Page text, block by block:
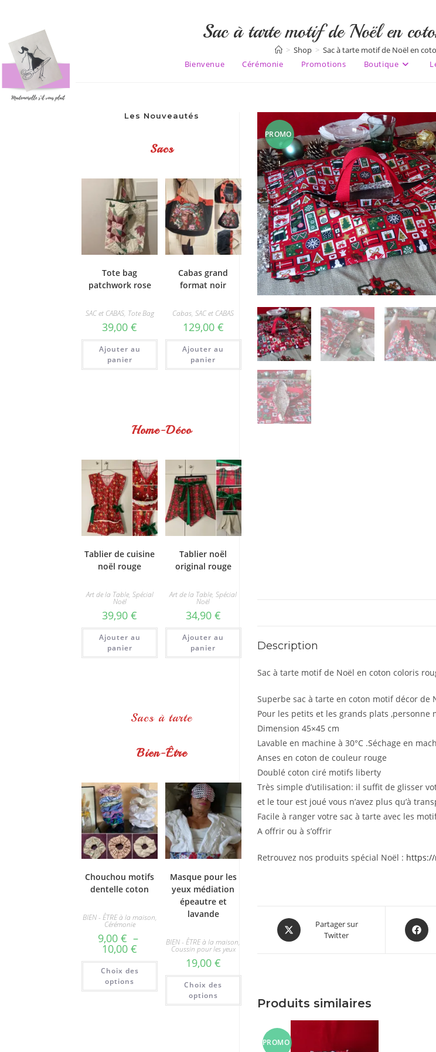
content
Bienvenue Cérémonie Promotions Boutique
Sac à tarte motif de Noël en
> Shop > Sac à tarte motif de Noël en
PROMO
!
Description
Sac à tarte motif de Noël en coton coloris
Superbe sac à tarte en coton motif décor
Pour les petits et les grands plats ,personne
Dimension 45×45 cm
Lavable en machine à 30°C .Séchage en
Anses en coton de couleur rouge
Doublé coton ciré motifs liberty
Très simple d’utilisation: il suffit de glisser
et le tour est joué vous n’avez plus qu’à
Facile à ranger votre sac à tarte avec les
A offrir ou à s’offrir
Retrouvez nos produits spécial Noël :
Opens
in
Partager sur
Twitter
Opens
in
Produits similaires
PROMO
Les Nouveautés
Sacs
Tote bag
patchwork rose
SAC et CABAS, Tote Bag
39,00€
Ajouter au
panier
Cabas grand
format noir
Cabas,SAC et CABAS
129,00 €
Ajouter au
panier
Home-Déco
Tablier de cuisine
noël rouge
Art de la Table, Spécial
Noël
39,90€
Ajouter au
panier
Tablier noël
original rouge
Art de la Table,Spécial
Noël
34,90 €
Ajouter au
panier
Sacs à tarte
Bien-Être
Chouchou motifs
dentelle coton
BIEN - ÊTRE à la maison,
Cérémonie
9,00€ –
10,00€
prix :
9,00 €
10,00 €
Choix des
options
Ce
produit
plusieurs
variations.
Les
Masque pour les
yeux médiation
épeautre et
lavande
BIEN - ÊTRE à la maison,
Coussin pour les yeux
19,00 €
Choix des
options
Ce
plusieurs
variations.
options
peuvent